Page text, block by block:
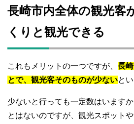
長崎市内全体の観光客
くりと観光できる
これもメリットの一つですが、 長
とで、観光客そのものが少ないと
少ないと行っても一定数はいます
とはないのですが、観光スポット